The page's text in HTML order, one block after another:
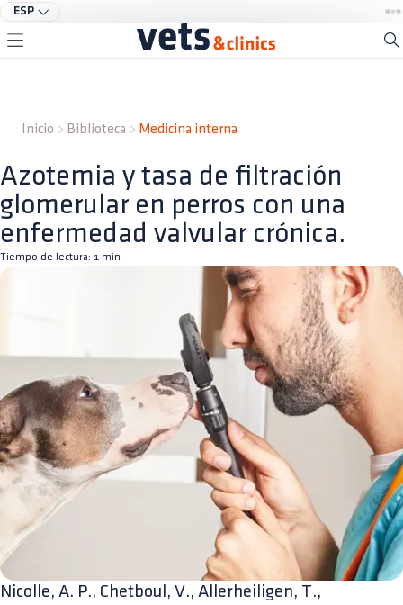
ESP
Inicio Biblioteca Medicina interna
Azotemia y tasa de filtración
glomerular en perros con una
enfermedad valvular crónica.
Tiempo de lectura: 1 min
Nicolle, A. P., Chetboul, V., Allerheiligen, T.,